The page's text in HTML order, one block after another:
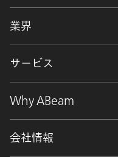
業界
サービス
Why ABeam
会社情報